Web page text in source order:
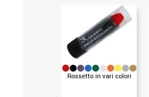
Rossetto in vari colori